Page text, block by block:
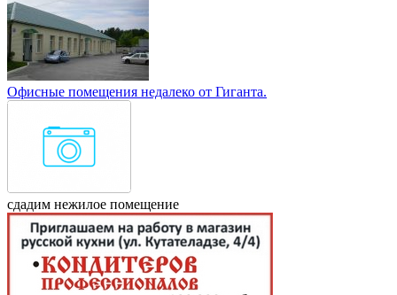
Офисные помещения недалеко от Гиганта.
сдадим нежилое помещение